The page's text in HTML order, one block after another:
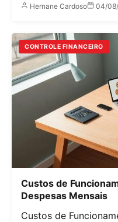
Hernane Cardoso 04/
CONTROLE FINANCEIRO
Custos de
Despesas Mensais
Custos de